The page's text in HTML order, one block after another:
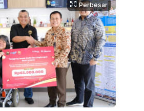
Perbesar